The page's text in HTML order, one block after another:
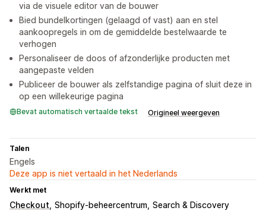
via de visuele editor van de bouwer
Bied bundelkortingen (gelaagd of vast) aan en stel
aankoopregels in om de gemiddelde bestelwaarde te
verhogen
Personaliseer de doos of afzonderlijke producten met
aangepaste velden
Publiceer de bouwer als zelfstandige pagina of sluit deze in
op een willekeurige pagina
Bevat automatisch vertaalde tekst Origineel weergeven
Talen
Engels
Deze app is niet vertaald in het Nederlands
Werkt met
Checkout Shopify-beheercentrum Search & Discovery